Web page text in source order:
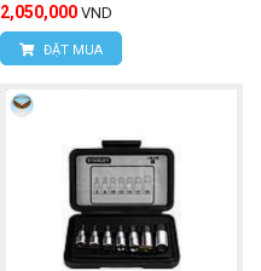
2,050,000 VND
ĐẶT MUA